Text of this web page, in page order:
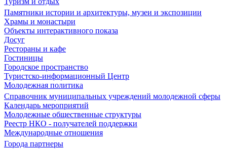
Памятники истории и архитектуры, музеи и экспозиции
Храмы и монастыри
Объекты интерактивного показа
Досуг
Рестораны и кафе
Гостиницы
Городское пространство
Туристско-информационный Центр
Молодежная политика
Справочник муниципальных учреждений молодежной сферы
Календарь мероприятий
Молодежные общественные структуры
Реестр НКО - получателей поддержки
Международные отношения
Города партнеры